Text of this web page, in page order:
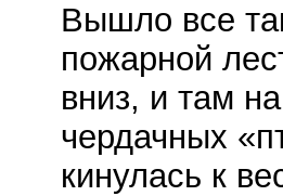
Вышло все
пожарной
вниз, и там
чердачных
кинулась к